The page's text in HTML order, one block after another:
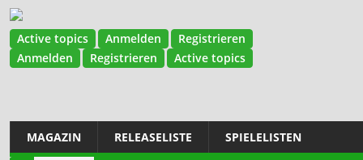
Active topics Anmelden
Registrieren
Anmelden
Registrieren Active topics
MAGAZIN RELEASELISTE SPIELELISTEN